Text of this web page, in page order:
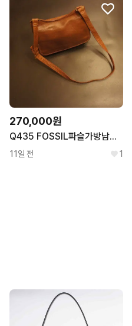
270,000원
Q435 FOSSIL파슬가방남성 가죽크로스백 레더백 빈티지 가죽가방 남자백
11일 전 1